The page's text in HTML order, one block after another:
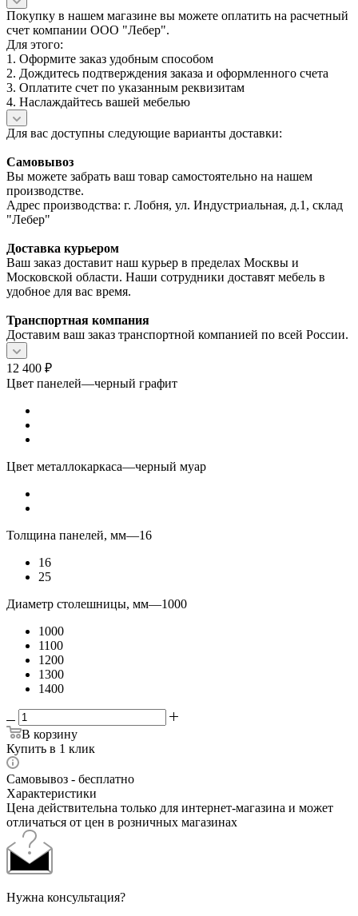
Покупку в нашем магазине вы можете оплатить на расчетный
счет компании ООО "Лебер".
Для этого:
1. Оформите заказ удобным способом
2. Дождитесь подтверждения заказа и оформленного счета
3. Оплатите счет по указанным реквизитам
4. Наслаждайтесь вашей мебелью
Для вас доступны следующие варианты доставки:
Самовывоз
Вы можете забрать ваш товар самостоятельно на нашем
производстве.
Адрес производства: г. Лобня, ул. Индустриальная, д.1, склад
"Лебер"
Доставка курьером
Ваш заказ доставит наш курьер в пределах Москвы и
Московской области. Наши сотрудники доставят мебель в
удобное для вас время.
Транспортная компания
Доставим ваш заказ транспортной компанией по всей России.
12 400 ₽
Цвет панелей—черный графит
Цвет металлокаркаса—черный муар
Толщина панелей, мм—16
16
25
Диаметр столешницы, мм—1000
1000
1100
1200
1300
1400
В корзину
Купить в 1 клик
Самовывоз - бесплатно
Характеристики
Цена действительна только для интернет-магазина и может
отличаться от цен в розничных магазинах
Нужна консультация?